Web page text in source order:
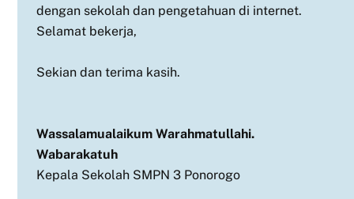
dengan sekolah dan pengetahuan di internet.
Selamat bekerja,
Sekian dan terima kasih.
Wassalamualaikum Warahmatullahi.
Wabarakatuh
Kepala Sekolah SMPN 3 Ponorogo